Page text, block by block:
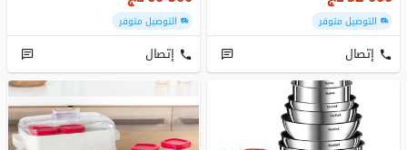
التوصيل متوفر
إتصال
التوصيل متوفر
إتصال